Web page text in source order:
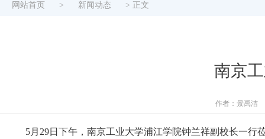
网站首页 > 新闻动态 > 正文
南京
作者：景禹洁
5月 29日下午，南京工业大学浦江学院钟兰祥副校长一行